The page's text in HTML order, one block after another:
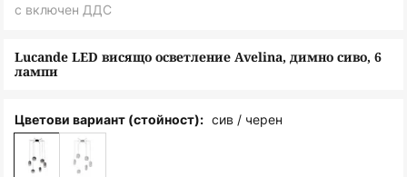
снимки
Lucande LED висящо осветление Avelina, димно сиво, 6
лампи
с включен ДДС
Цветови вариант (стойност): сив / черен